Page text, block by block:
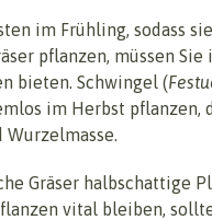
im Frühling, sodass
pflanzen, müssen
bieten. Schwingel (
im Herbst
Gräser halbschattige
vital bleiben,